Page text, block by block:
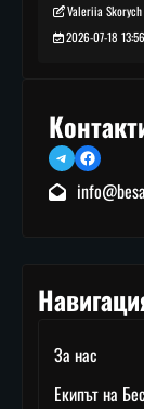
Valeriia Skorych
2026-07-18 13:56
TelegramFacebook
За нас
Екипът на